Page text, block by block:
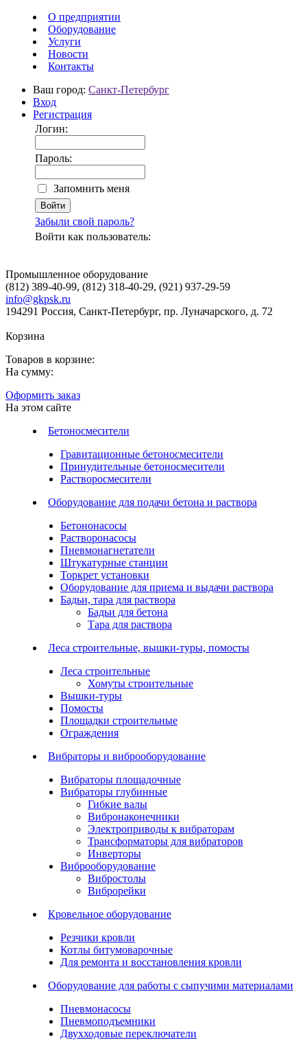
О предприятии
Оборудование
Услуги
Новости
Контакты
Ваш город: Санкт-Петербург
Вход
Регистрация
Логин:
Пароль:
Запомнить меня
Забыли свой пароль?
Войти как пользователь:
Промышленное оборудование
(812) 389-40-99, (812) 318-40-29, (921) 937-29-59
info@gkpsk.ru
194291 Россия, Санкт-Петербург, пр. Луначарского, д. 72
Корзина
Товаров в корзине:
На сумму:
Оформить заказ
На этом сайте
Бетоносмесители
Гравитационные бетоносмесители
Принудительные бетоносмесители
Растворосмесители
Оборудование для подачи бетона и раствора
Бетононасосы
Растворонасосы
Пневмонагнетатели
Штукатурные станции
Торкрет установки
Оборудование для приема и выдачи раствора
Бадьи, тара для раствора
Бадьи для бетона
Тара для раствора
Леса строительные, вышки-туры, помосты
Леса строительные
Хомуты строительные
Вышки-туры
Помосты
Площадки строительные
Ограждения
Вибраторы и виброоборудование
Вибраторы площадочные
Вибраторы глубинные
Гибкие валы
Вибронаконечники
Электроприводы к вибраторам
Трансформаторы для вибраторов
Инверторы
Виброоборудование
Вибростолы
Виброрейки
Кровельное оборудование
Резчики кровли
Котлы битумоварочные
Для ремонта и восстановления кровли
Оборудование для работы с сыпучими материалами
Пневмонасосы
Пневмоподъемники
Двухходовые переключатели